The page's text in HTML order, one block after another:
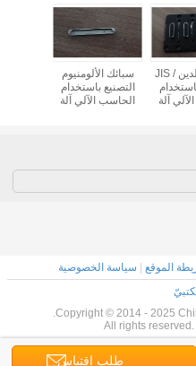
سبائك الألومنيوم
التصنيع باستخدام
الحاسب الآلي آلة
الآلي عالية
ASTM / الدين / JIS
آلة
طلب اقتباس
الموقع | سياسة الخصوصية
Copyright © 2014 - 2025
All rights